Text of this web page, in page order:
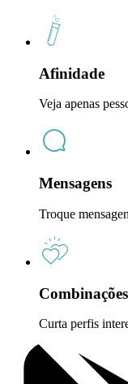
Afinidade
Veja apenas
Mensagens
Troque
Combinações
Curta perfis